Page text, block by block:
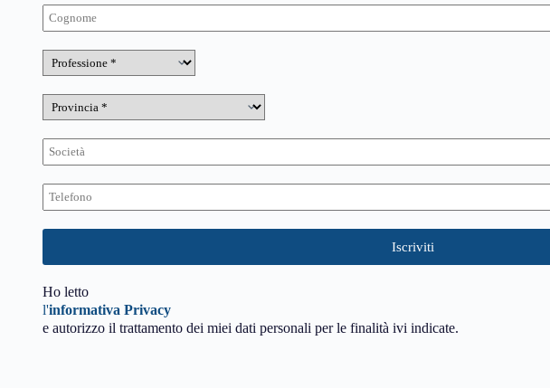
Ho letto
l'informativa Privacy
e autorizzo il trattamento dei miei dati personali per le finalità ivi indicate.